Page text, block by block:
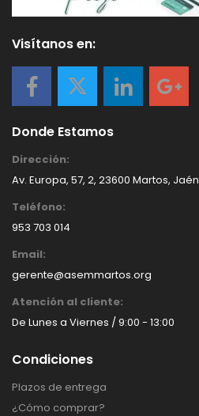
Visítanos en:
Donde Estamos
Teléfono:
953 703 014
Email:
gerente@asemmartos.org
Dirección:
Av. Europa, 57, 2, 23600 Martos, Jaén
Atención al cliente:
De Lunes a Viernes / 9:00 - 13:00
Condiciones
Plazos de entrega
¿Cómo comprar?